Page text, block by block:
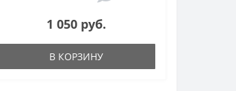
1 050 руб.
В КОРЗИНУ